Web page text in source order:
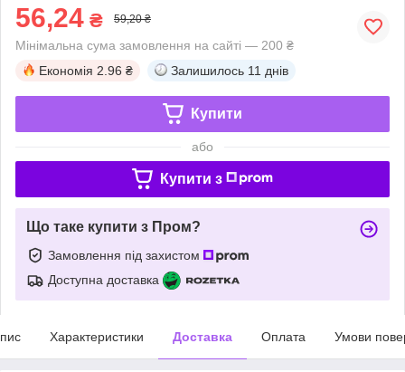
56,24 ₴ 59,20 ₴
Мінімальна сума замовлення на сайті — 200 ₴
Економія 2.96 ₴ Залишилось 11 днів
Купити
або
Купити з
Що таке купити з Пром?
Замовлення під захистом
Доступна доставка
Характеристики Доставка Оплата Умови